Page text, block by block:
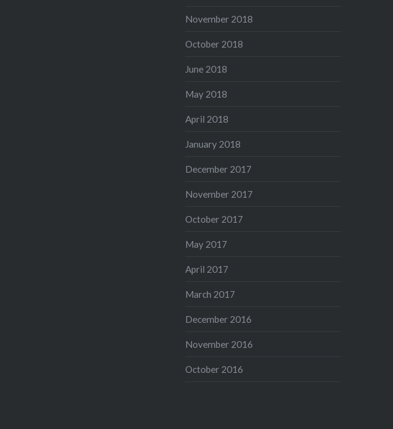
November 2018
October 2018
June 2018
May 2018
April 2018
January 2018
December 2017
November 2017
October 2017
May 2017
April 2017
March 2017
December 2016
November 2016
October 2016